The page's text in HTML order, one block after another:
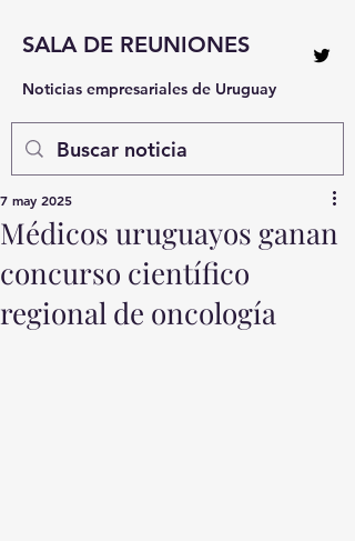
SALA DE REUNIONES
Noticias empresariales de Uruguay
Médicos uruguayos ganan
concurso científico
regional de oncología
7 may 2025